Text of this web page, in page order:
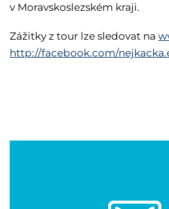
v Moravskoslezském kraji.
Zážitky z tour lze sledovat na
http://facebook.com/